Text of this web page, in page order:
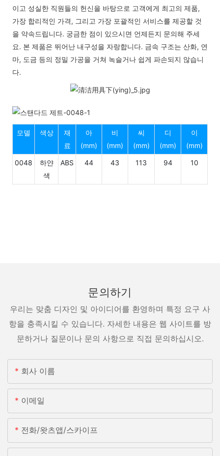
이고 성실한 직원들의 헌신을 바탕으로 고객에게 최고의 제품,
가장 합리적인 가격, 그리고 가장 포괄적인 서비스를 제공할 것
을 약속드립니다. 궁금한 점이 있으시면 언제든지 문의해 주세
요. 본 제품은 뛰어난 내구성을 자랑합니다. 금속 구조는 산화, 연
마, 도금 등의 정밀 가공을 거쳐 녹슬거나 쉽게 파손되지 않습니
다.
모델 색상
재
료
아
(mm)
비
(mm)
씨
(mm)
디
(mm)
이
(mm)
0048
하얀
색
ABS 44 43 113 94 10
문의하기
우리는 맞춤 디자인 및 아이디어를 환영하며 특정 요구 사
항을 충족시킬 수 있습니다. 자세한 내용은 웹 사이트를 방
문하거나 질문이나 문의 사항으로 직접 문의하십시오.
회사 이름
이메일
전화/왓츠앱/스카이프